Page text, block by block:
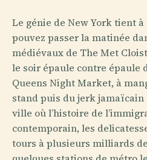
Le génie de New York tient
pouvez passer la matinée
médiévaux de The Met
le soir épaule contre épaule
Queens Night Market, à
stand puis du jerk jamaïcain
ville où l’histoire de
contemporain, les
tours à plusieurs milliards